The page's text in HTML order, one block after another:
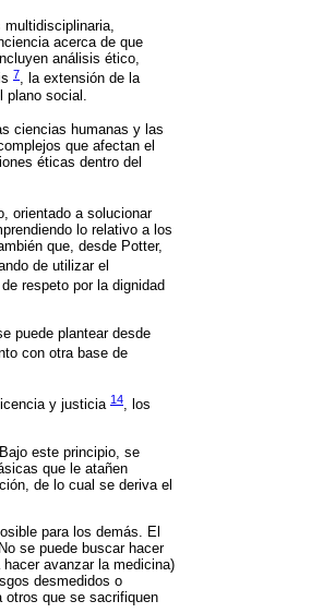
multidisciplinaria,
acerca de que
análisis ético,
7, la extensión de la
social.
ciencias humanas y las
que afectan el
éticas dentro del
orientado a solucionar
lo relativo a los
que, desde Potter,
de utilizar el
respeto por la dignidad
puede plantear desde
con otra base de
y justicia 14
, los
este principio, se
que le atañen
de lo cual se deriva el
para los demás. El
se puede buscar hacer
avanzar la medicina)
desmedidos o
otros que se sacrifiquen